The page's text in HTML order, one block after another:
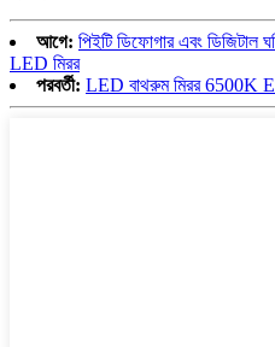
আগে: পিইটি ডিফোগার এবং ডিজিটাল
LED মিরর
পরবর্তী: LED বাথরুম মিরর 6500K